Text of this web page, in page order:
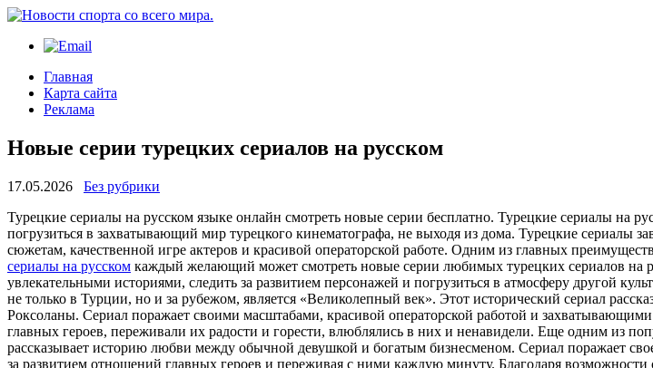
Главная
Карта сайта
Реклама
Новые серии турецких сериалов на русском
17.05.2026
Без рубрики
Турeцкиe сeриaлы нa русском языке онлайн смотреть новые серии бесплатно. Турецкие сериалы на
погрузиться в захватывающий мир турецкого кинематографа, не выходя из дома. Турецкие сериалы
сюжетам, качественной игре актеров и красивой операторской работе. Одним из главных
сериалы на русском каждый желающий может смотреть новые серии любимых турецких сериалов на
увлекательными историями, следить за развитием персонажей и погрузиться в атмосферу другой
не только в Турции, но и за рубежом, является «Великолепный век». Этот исторический сериал
Роксоланы. Сериал поражает своими масштабами, красивой операторской работой и
главных героев, переживали их радости и горести, влюблялись в них и ненавидели. Еще одним из
рассказывает историю любви между обычной девушкой и богатым бизнесменом. Сериал поражает
за развитием отношений главных героев и переживая с ними каждую минуту. Благодаря